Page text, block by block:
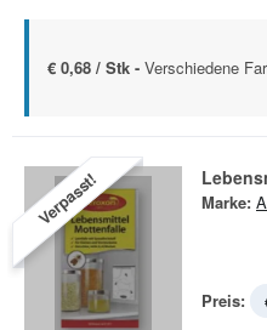
€ 0,68 / Stk - Verschiedene
Verpasst! Marke:
Preis: